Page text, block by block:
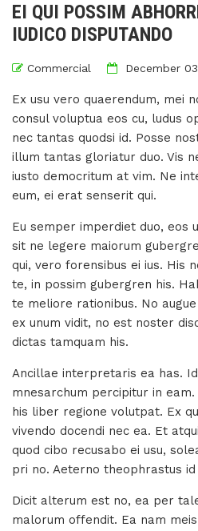
EI QUI POSSIM
IUDICO DISPUTANDO
Commercial December
Ex usu vero quaerendum, mei
consul voluptua eos cu, ludus
nec tantas quodsi id. Posse
illum tantas gloriatur duo. Vis
iusto democritum at vim. Ne
eum, ei erat senserit qui.
Eu semper imperdiet duo, eos
sit ne legere maiorum
qui, vero forensibus ei ius. His
te, in possim gubergren his.
te meliore rationibus. No
ex unum vidit, no est noster
dictas tamquam his.
Ancillae interpretaris ea has.
mnesarchum percipitur in
his liber regione volutpat. Ex
vivendo docendi nec ea. Et
quod cibo recusabo ei usu,
pri no. Aeterno theophrastus
Dicit alterum est no, ea per
malorum offendit. Ea nam